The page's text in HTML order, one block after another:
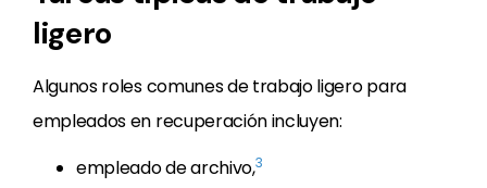
ligero
Algunos roles comunes de trabajo ligero para
empleados en recuperación incluyen:
empleado de archivo,3